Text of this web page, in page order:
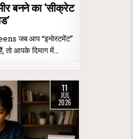
बनने का ‘सीक्रेट
जब आप “इन्वेस्टमेंट”
तो आपके दिमाग में…
11
JUL
2026